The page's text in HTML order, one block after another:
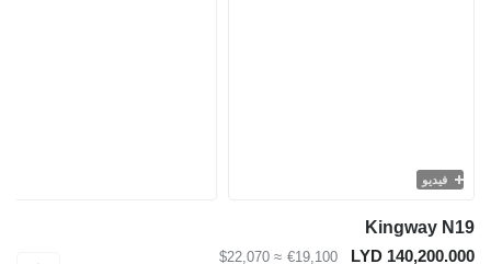
LYD
€19,100
≈ $22,070